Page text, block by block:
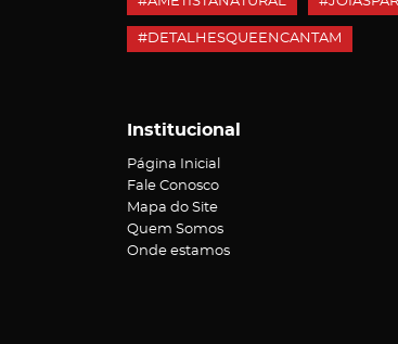
#DETALHESQUEENCANTAM
Institucional
Página Inicial
Fale Conosco
Mapa do Site
Quem Somos
Onde estamos